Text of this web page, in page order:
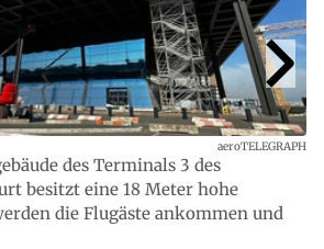
des Terminals 3 des
besitzt eine 18 Meter hohe
die Flugäste ankommen und
aeroTELEGRAPH